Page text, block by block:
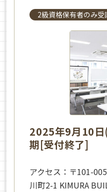
2級資格保有者のみ受
2025年9月10
期[受付終了]
アクセス：〒101-
川町2-1 KIMURA